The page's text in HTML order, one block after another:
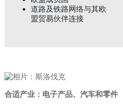
道路及铁路网络与其欧
盟贸易伙伴连接
合适产业：电子产品、汽车和零件